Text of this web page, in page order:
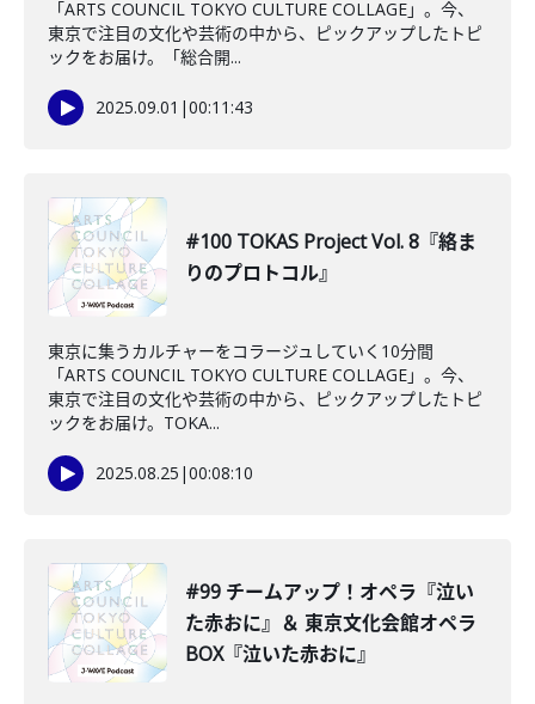
「ARTS COUNCIL TOKYO CULTURE COLLAGE」。今、
東京で注目の文化や芸術の中から、ピックアップしたトピ
ックをお届け。「総合開...
2025.09.01 |00:11:43
#100 TOKAS Project Vol. 8『絡ま
りのプロトコル』
東京に集うカルチャーをコラージュしていく10分間
「ARTS COUNCIL TOKYO CULTURE COLLAGE」。今、
東京で注目の文化や芸術の中から、ピックアップしたトピ
ックをお届け。TOKA...
2025.08.25 |00:08:10
#99 チームアップ！オペラ『泣い
た赤おに』＆ 東京文化会館オペラ
BOX『泣いた赤おに』